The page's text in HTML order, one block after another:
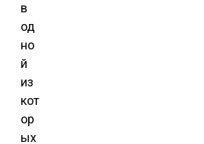
в
од
но
й
из
кот
ор
ых